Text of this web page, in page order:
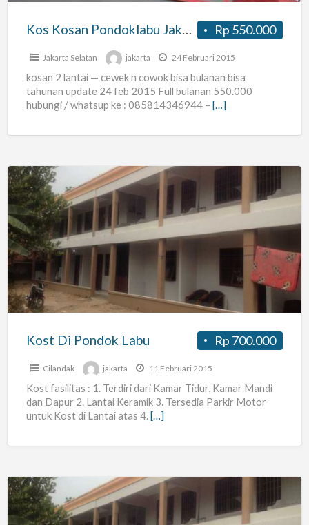
Rp 550.000
Kos Kosan Pondoklabu Jakarta Selatan
Jakarta Selatan jakarta 24 Februari 2015
kosan 2 lantai — cewek n cowok bisa bulanan bisa
tahunan update 24 feb 2015 Full bulanan 550.000
hubungi / whatsup ke : 085814346944 – […]
Kost
Di
Pondok
Labu
Rp 700.000
Kost Di Pondok Labu
Cilandak jakarta 11 Februari 2015
Kost fasilitas : 1. Terdiri dari Kamar Tidur, Kamar Mandi
dan Dapur 2. Lantai Keramik 3. Tersedia Parkir Motor
untuk Kost di Lantai atas 4.[…]
Kost